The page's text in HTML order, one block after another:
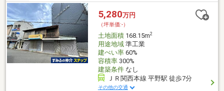
ろん相続相談・物件売却などもぜひお任せください!!フリーダイヤ
ル0120-952-198までお問い合わせお待ちしております。経験豊富
なスタッフが丁寧に迅速に対応いたします◎
5,280万円
（坪単価:-）
土地面積168.15m2
用途地域準工業
建ぺい率60%
容積率300%
建築条件なし
ＪＲ関西本線 平野駅 徒歩7分
その他の交通